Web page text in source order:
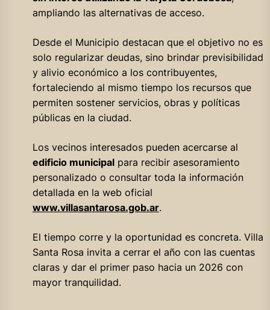
ampliando las alternativas de acceso.
Desde el Municipio destacan que el objetivo no es
solo regularizar deudas, sino brindar previsibilidad
y alivio económico a los contribuyentes,
fortaleciendo al mismo tiempo los recursos que
permiten sostener servicios, obras y políticas
públicas en la ciudad.
Los vecinos interesados pueden acercarse al
edificio municipalpara recibir asesoramiento
personalizado o consultar toda la información
detallada en la web oficial
www.villasantarosa.gob.ar.
El tiempo corre y la oportunidad es concreta. Villa
Santa Rosa invita a cerrar el año con las cuentas
claras y dar el primer paso hacia un 2026 con
mayor tranquilidad.